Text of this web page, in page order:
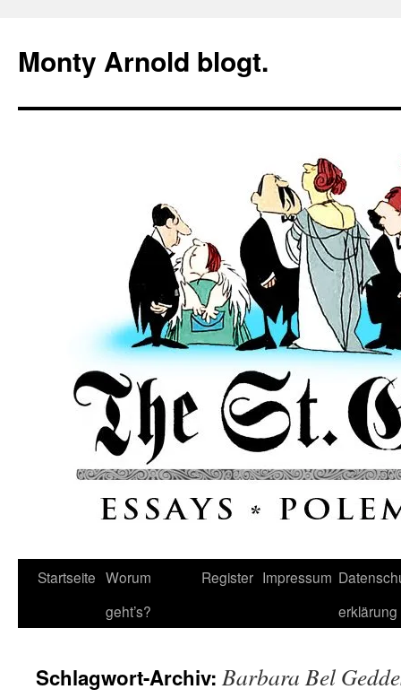
springen
Monty Arnold blogt.
Startseite Worum
geht’s?
Register Impressum
erklärung
Schlagwort-Archiv: Barbara Bel